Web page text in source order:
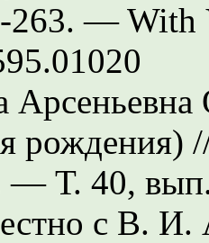
263. — With
рождения)
— Т. 40,
с В. И.